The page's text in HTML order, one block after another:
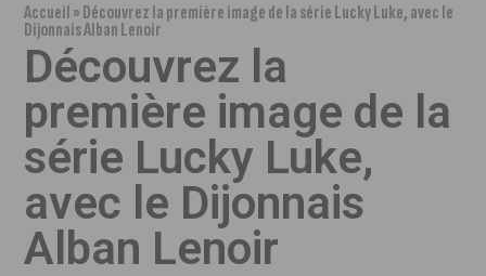
Accueil»Découvrez la première image de la série Lucky Luke, avec le
Dijonnais Alban Lenoir
Découvrez la
première image de la
série Lucky Luke,
avec le Dijonnais
Alban Lenoir